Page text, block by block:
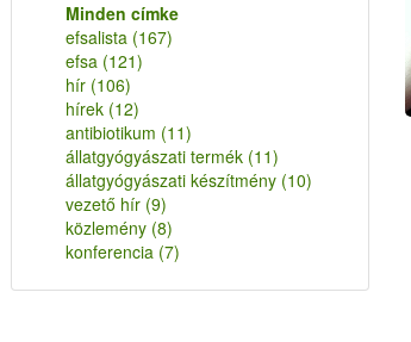
Minden címke
efsalista (167)
efsa (121)
hír (106)
hírek (12)
antibiotikum (11)
állatgyógyászati termék (11)
állatgyógyászati készítmény (10)
vezető hír (9)
közlemény (8)
konferencia (7)